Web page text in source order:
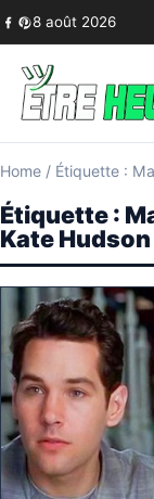
Skip to content
8 août 2026
Home / Étiquette :
Étiquette :
Kate Hudson